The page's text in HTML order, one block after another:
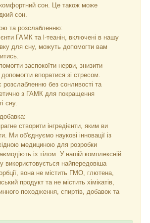
сон. Це також може
сон.
та розслабленню:
ГАМК та l-теанін, включені в нашу
для сну, можуть допомогти вам
заспокоїти нерви, знизити
впоратися зі стресом.
розслабленню без сонливості та
з ГАМК для покращення
сну.
створити інгредієнти, яким ви
Ми об'єднуємо наукові інновації із
медициною для розробки
із тілом. У нашій комплексній
використовується найпередовіша
вона не містить ГМО, глютена,
продукт та не містить хімікатів,
походження, спиртів, добавок та